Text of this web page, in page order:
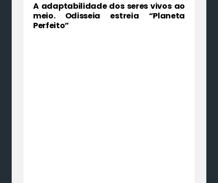
A adaptabilidade dos seres vivos ao
meio. Odisseia estreia “Planeta
Perfeito”